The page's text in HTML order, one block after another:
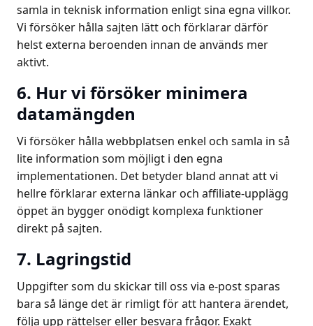
samla in teknisk information enligt sina egna villkor.
Vi försöker hålla sajten lätt och förklarar därför
helst externa beroenden innan de används mer
aktivt.
6. Hur vi försöker minimera
datamängden
Vi försöker hålla webbplatsen enkel och samla in så
lite information som möjligt i den egna
implementationen. Det betyder bland annat att vi
hellre förklarar externa länkar och affiliate-upplägg
öppet än bygger onödigt komplexa funktioner
direkt på sajten.
7. Lagringstid
Uppgifter som du skickar till oss via e-post sparas
bara så länge det är rimligt för att hantera ärendet,
följa upp rättelser eller besvara frågor. Exakt